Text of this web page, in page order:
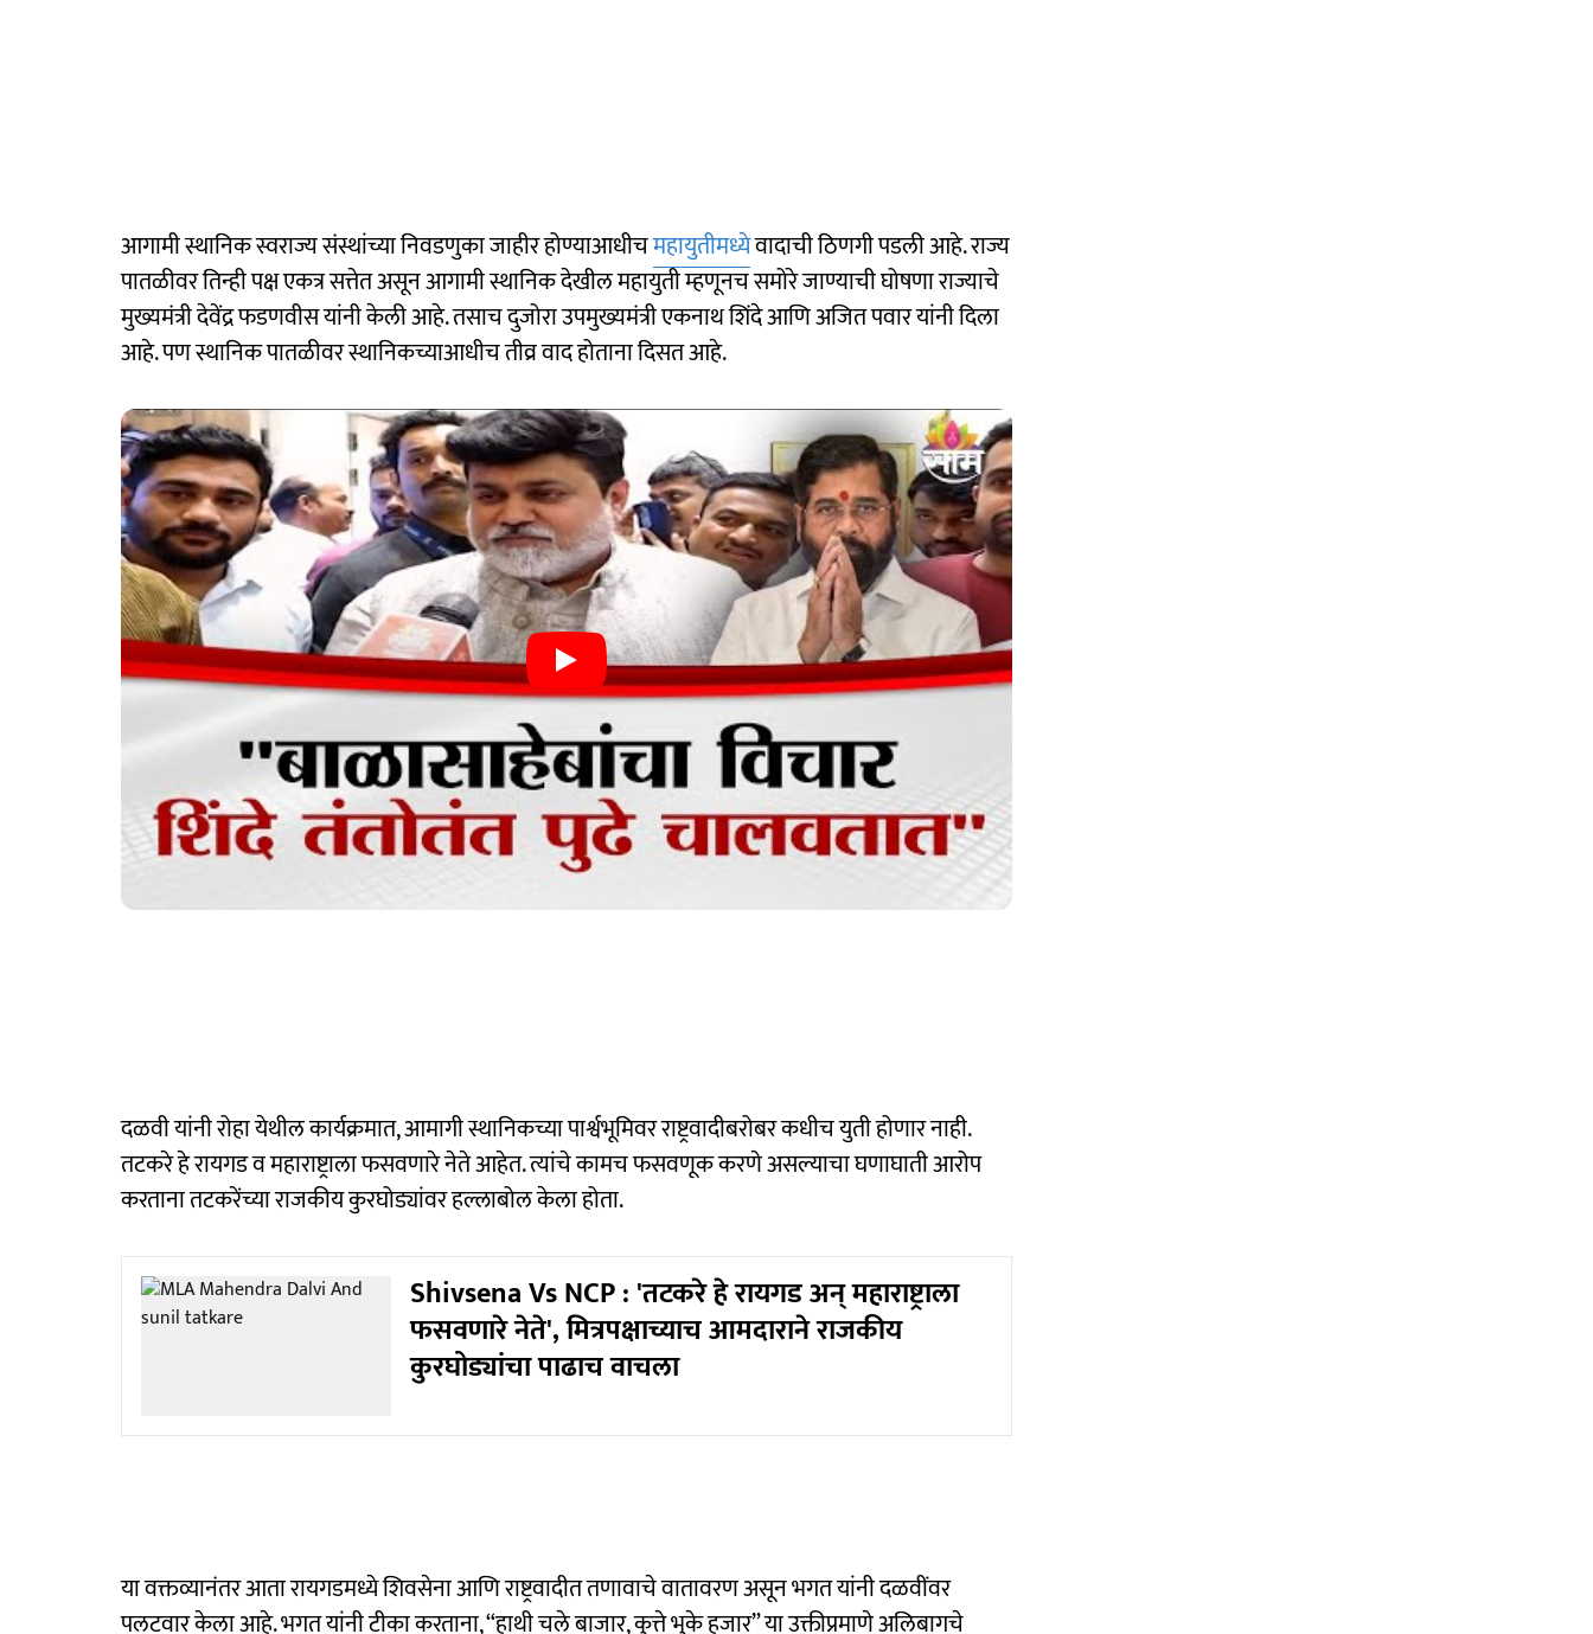
आगामी स्थानिक स्वराज्य संस्थांच्या निवडणुका जाहीर होण्याआधीचमहायुतीमध्येवादाची ठिणगी पडली आहे. राज्य
पातळीवर तिन्ही पक्ष एकत्र सत्तेत असून आगामी स्थानिक देखील महायुती म्हणूनच समोरे जाण्याची घोषणा राज्याचे
मुख्यमंत्री देवेंद्र फडणवीस यांनी केली आहे. तसाच दुजोरा उपमुख्यमंत्री एकनाथ शिंदे आणि अजित पवार यांनी दिला
आहे. पण स्थानिक पातळीवर स्थानिकच्याआधीच तीव्र वाद होताना दिसत आहे.
दळवी यांनी रोहा येथील कार्यक्रमात, आमागी स्थानिकच्या पार्श्वभूमिवर राष्ट्रवादीबरोबर कधीच युती होणार नाही.
तटकरे हे रायगड व महाराष्ट्राला फसवणारे नेते आहेत. त्यांचे कामच फसवणूक करणे असल्याचा घणाघाती आरोप
करताना तटकरेंच्या राजकीय कुरघोड्यांवर हल्लाबोल केला होता.
Shivsena Vs NCP : 'तटकरे हे रायगड अन् महाराष्ट्राला
फसवणारे नेते', मित्रपक्षाच्याच आमदाराने राजकीय
कुरघोड्यांचा पाढाच वाचला
या वक्तव्यानंतर आता रायगडमध्ये शिवसेना आणि राष्ट्रवादीत तणावाचे वातावरण असून भगत यांनी दळवींवर
पलटवार केला आहे. भगत यांनी टीका करताना, “हाथी चले बाजार, कुत्ते भुके हजार” या उक्तीप्रमाणे अलिबागचे